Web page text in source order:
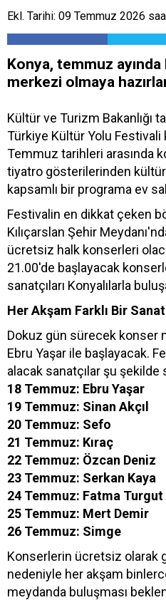
Ekl. Tarihi: 09 Temmuz 2026
Konya, temmuz
merkezi olmaya
Kültür ve Turizm Bakanlığı
Türkiye Kültür Yolu Festivali
Temmuz tarihleri arasında
tiyatro gösterilerinden
kapsamlı bir programa ev
Festivalin en dikkat çeken
Kılıçarslan Şehir
ücretsiz halk konserleri
21.00'de başlayacak
sanatçıları Konyalılarla
Her Akşam Farklı Bir
Dokuz gün sürecek konser
Ebru Yaşar ile başlayacak.
alacak sanatçılar şu şekilde
18 Temmuz: Ebru Yaşar
19 Temmuz: Sinan Akçıl
20 Temmuz: Sefo
21 Temmuz: Kıraç
22 Temmuz: Özcan Deniz
23 Temmuz: Serkan Kaya
24 Temmuz: Fatma Turgut
25 Temmuz: Mert Demir
26 Temmuz: Simge
Konserlerin ücretsiz olarak
nedeniyle her akşam
meydanda buluşması